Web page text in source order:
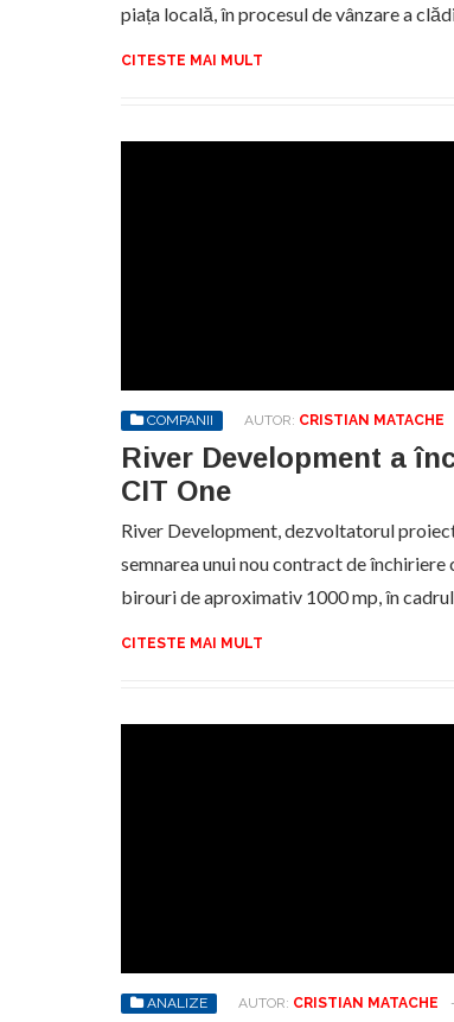
piața locală, în procesul de vânzare a
CITESTE MAI MULT
COMPANII AUTOR: CRISTIAN MATACHE
River Development a
CIT One
River Development, dezvoltatorul
semnarea unui nou contract de închiriere
birouri de aproximativ 1000 mp, în
CITESTE MAI MULT
ANALIZE AUTOR: CRISTIAN MATACHE -